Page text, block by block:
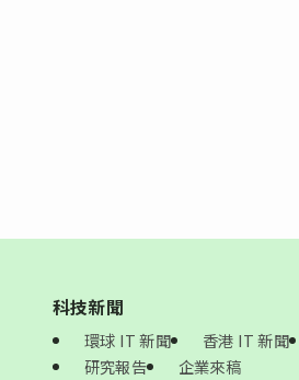
科技新聞
環球 IT 新聞 香港 IT 新聞
研究報告
企業來稿